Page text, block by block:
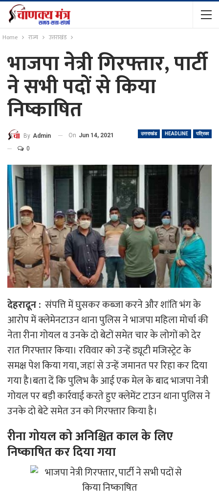
Home राज्य उत्तराखंड
भाजपा नेत्री गिरफ्तार, पार्टी
ने सभी पदों से किया
निष्काषित
उत्तराखंड HEADLINE पत्रिका
By Admin On Jun 14, 2021
0
देहरादून : संपत्ति में घुसकर कब्जा करने और शांति भंग के
आरोप में क्लेमेनटाउन थाना पुलिस ने भाजपा महिला मोर्चा की
नेता रीना गोयल व उनके दो बेटों समेत चार के लोगों को देर
रात गिरफ्तार किया। रविवार को उन्हें ड्यूटी मजिस्ट्रेट के
समक्ष पेश किया गया, जहां से उन्हें जमानत पर रिहा कर दिया
गया है।बता दें कि पुलिभ कै आई एक मेल के बाद भाजपा नेत्री
गोयल पर बड़ी कार्रवाई करते हुए क्लेमेंट टाउन थाना पुलिस ने
उनके दो बेटे समेत उन को गिरफ्तार किया है।
रीना गोयल को अनिश्चित काल के लिए
निष्काषित कर दिया गया